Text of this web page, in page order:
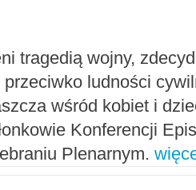
tragedią wojny,
ludności
wśród kobiet i
Konferencji
Plenarnym.